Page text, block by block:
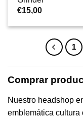
€15,00
1
Comprar
Nuestro headshop
emblemática cultura